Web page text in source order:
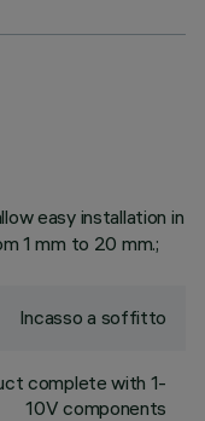
easy installation in
1 mm to 20 mm.;
Incasso a soffitto
complete with 1-
10V components